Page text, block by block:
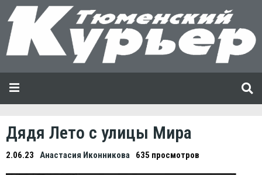
Дядя Лето с улицы Мира
2.06.23 Анастасия Иконникова 635 просмотров